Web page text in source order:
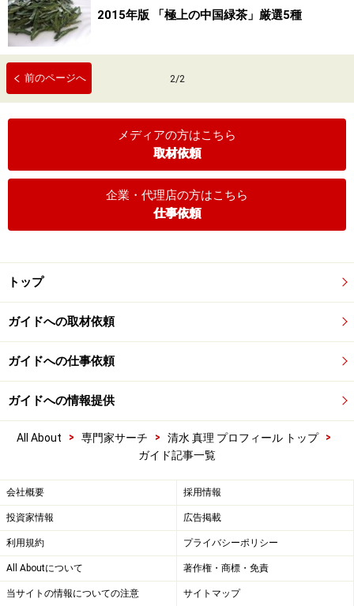
2015年版 「極上の中国緑茶」厳選5種
前のページへ 2/2
メディアの方はこちら
取材依頼
企業・代理店の方はこちら
仕事依頼
トップ
ガイドへの取材依頼
ガイドへの仕事依頼
ガイドへの情報提供
All About > 専門家サーチ > 清水 真理 プロフィール トップ
>
ガイド記事一覧
会社概要 採用情報
投資家情報 広告掲載
利用規約 プライバシーポリシー
All Aboutについて 著作権・商標・免責
当サイトの情報についての注意 サイトマップ